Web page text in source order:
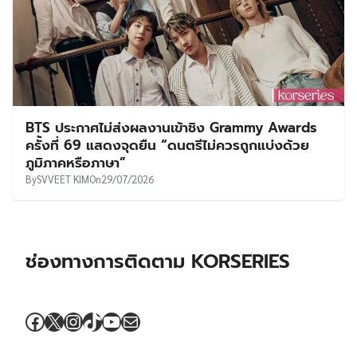
BTS ประกาศไม่ส่งผลงานเข้าชิง Grammy Awards
ครั้งที่ 69 แสดงจุดยืน “ดนตรีไม่ควรถูกแบ่งด้วย
ภูมิภาคหรือภาษา”
BySVVEET KIMOn29/07/2026
ช่องทางการติดตาม KORSERIES
Facebook
X Instagram
TikTok
YouTube
Mail